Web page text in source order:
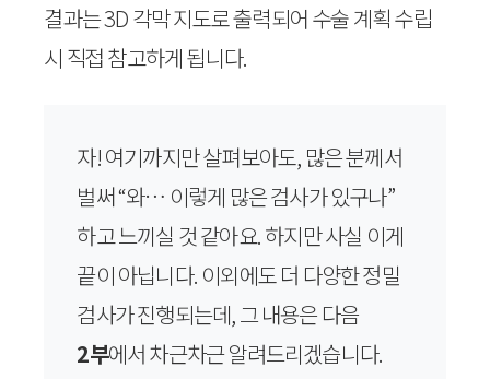
결과는 3D 각막 지도로 출력되어 수술 계획 수립
시 직접 참고하게 됩니다.
자! 여기까지만 살펴보아도, 많은 분께서
벌써 “와… 이렇게 많은 검사가 있구나”
하고 느끼실 것 같아요. 하지만 사실 이게
끝이 아닙니다. 이외에도 더 다양한 정밀
검사가 진행되는데, 그 내용은 다음
2부에서 차근차근 알려드리겠습니다.